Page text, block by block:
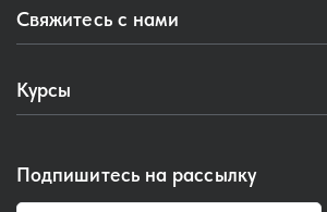
Свяжитесь с нами
+7 977 691 40 53
Пн-Пт с 09:00 до 17:00
Задать вопрос
Курсы
Оптикам-консультантам
Подпишитесь на рассылку